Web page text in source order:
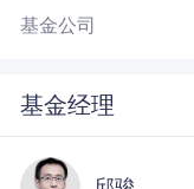
基金公司
基金经理